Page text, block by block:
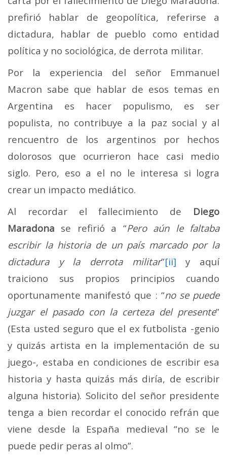
prefirió hablar de geopolítica, referirse a
dictadura, hablar de pueblo como entidad
política y no sociológica, de derrota militar.
Por la experiencia del señor Emmanuel
Macron sabe que hablar de esos temas en
Argentina es hacer populismo, es ser
populista, no contribuye a la paz social y al
rencuentro de los argentinos por hechos
dolorosos que ocurrieron hace casi medio
siglo. Pero, eso a el no le interesa si logra
crear un impacto mediático.
Al recordar el fallecimiento de Diego
Maradona se refirió a “Pero aún le faltaba
escribir la historia de un país marcado por la
dictadura y la derrota militar”[ii] y aquí
traiciono sus propios principios cuando
oportunamente manifestó que : “no se puede
juzgar el pasado con la certeza del presente”
(Esta usted seguro que el ex futbolista -genio
y quizás artista en la implementación de su
juego-, estaba en condiciones de escribir esa
historia y hasta quizás más diría, de escribir
alguna historia). Solicito del señor presidente
tenga a bien recordar el conocido refrán que
viene desde la España medieval “no se le
puede pedir peras al olmo”.